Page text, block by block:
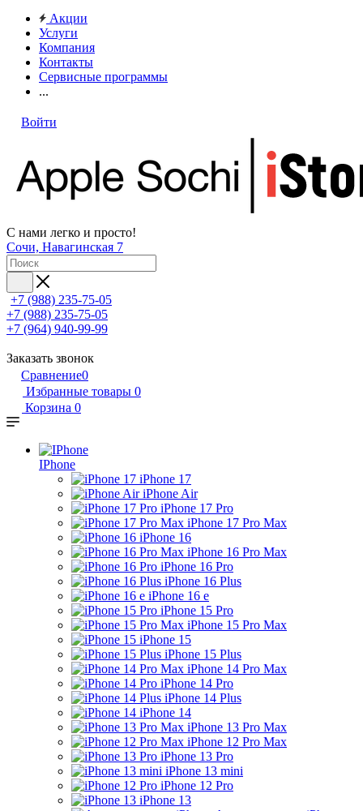
Акции
Услуги
Компания
Контакты
Сервисные программы
...
Войти
С нами легко и просто!
Сочи, Навагинская 7
+7 (988) 235-75-05
+7 (988) 235-75-05
+7 (964) 940-99-99
Заказать звонок
Сравнение0
Избранные товары 0
Корзина 0
IPhone
iPhone 17
iPhone Air
iPhone 17 Pro
iPhone 17 Pro Max
iPhone 16
iPhone 16 Pro Max
iPhone 16 Pro
iPhone 16 Plus
iPhone 16 e
iPhone 15 Pro
iPhone 15 Pro Max
iPhone 15
iPhone 15 Plus
iPhone 14 Pro Max
iPhone 14 Pro
iPhone 14 Plus
iPhone 14
iPhone 13 Pro Max
iPhone 12 Pro Max
iPhone 13 Pro
iPhone 13 mini
iPhone 12 Pro
iPhone 13